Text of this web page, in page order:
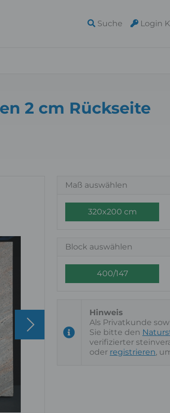
Suche Login
2 cm Rückseite
Maß auswählen
320x200 cm
Block auswählen
400/147
Als Privatkunde
Sie bitte den
verifizierter
oder registrieren,